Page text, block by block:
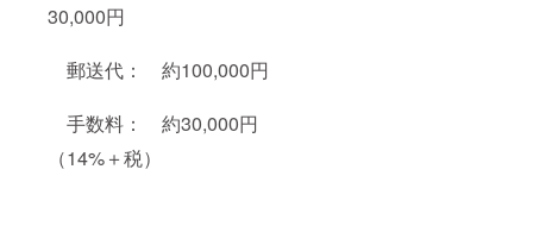
30,000円
郵送代： 約100,000円
手数料： 約30,000円
（14%＋税）